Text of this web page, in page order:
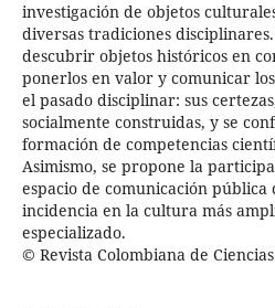
investigación de objetos
diversas tradiciones
descubrir objetos históricos en
ponerlos en valor y comunicar
el pasado disciplinar: sus
socialmente construidas, y se
formación de competencias
Asimismo, se propone la
espacio de comunicación pública
incidencia en la cultura más
especializado.
© Revista Colombiana de Ciencias